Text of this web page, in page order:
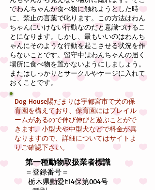
でわんちゃんが食べ物に触れようとした時
に、禁止の言葉で叱ります。この方法はわん
ちゃんにいけない行動なのだと意識づけるこ
とになります。しかし、最もいいのはわんち
ゃんにそのような行動を起こさせる状況を作
らないことです。留守中はわんちゃんの届く
場所に食べ物を置かないようにしましょう。
またはしっかりとサークルやケージに入れて
おくことです。
Dog House陽だまりは宇都宮市で犬の保
育園を構えており、保育園にはプレイル
ームがあるので伸び伸びと遊ぶことがで
きます。小型犬や中型犬などで料金が異
なりますので、詳細についてはサイトよ
りご確認下さい。
第一種動物取扱業者標識
＝登録番号＝
栃木県動愛ｾ14保第004号